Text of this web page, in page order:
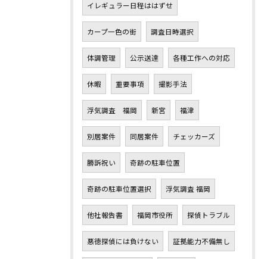
イレギュラー日程ははずせ
カープ一色の街 調査日時選択
体調管理 公示送達 各種工作への対応
休暇 重要事項 撮影手法
浮気調査 福岡 新宮 福津
別居案件 同居案件 チェッカーズ
勝訴祝い 奇跡の駐車位置
奇跡の駐車位置選択 浮気調査 福岡
他社報告書 福岡市役所 探偵トラブル
悪徳探偵には負けない 証拠能力不備無し